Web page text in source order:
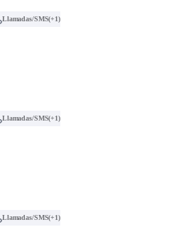
Llamadas/SMS(+1)
Llamadas/SMS(+1)
Llamadas/SMS(+1)